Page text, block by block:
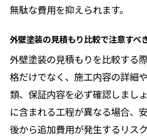
特徴
塗料選びで外壁塗装の仕
わる理由
外壁塗装の塗料ブラン
ト
人気ブランドの外壁塗
る効果
無駄な費用を抑えられます。
外壁塗装の見積もり比較で注意すべ
外壁塗装の見積もりを比較する
格だけでなく、施工内容の詳細
類、保証内容を必ず確認しまし
に含まれる工程が異なる場合、
後から追加費用が発生するリスク